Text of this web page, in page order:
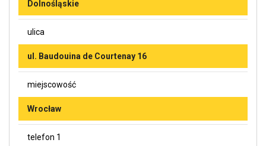
Dolnośląskie
ulica
ul. Baudouina de Courtenay 16
miejscowość
Wrocław
telefon 1